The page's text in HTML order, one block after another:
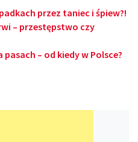
przez taniec i śpiew?!
– przestępstwo czy
– od kiedy w Polsce?